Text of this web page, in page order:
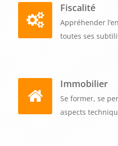
Fiscalité
Appréhender
toutes ses
Immobilier
Se former, se
aspects